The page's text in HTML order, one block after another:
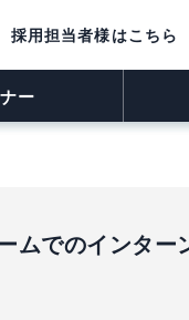
ー
採用担当者様はこちら
ムでのインター